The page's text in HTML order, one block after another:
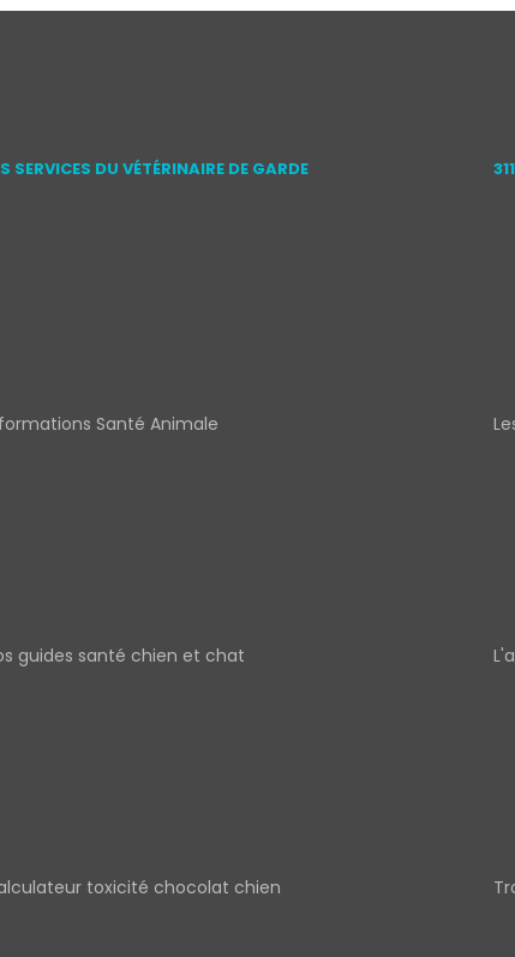
SERVICES DU VÉTÉRINAIRE DE GARDE
Santé Animale
guides santé chien et chat
toxicité chocolat chien